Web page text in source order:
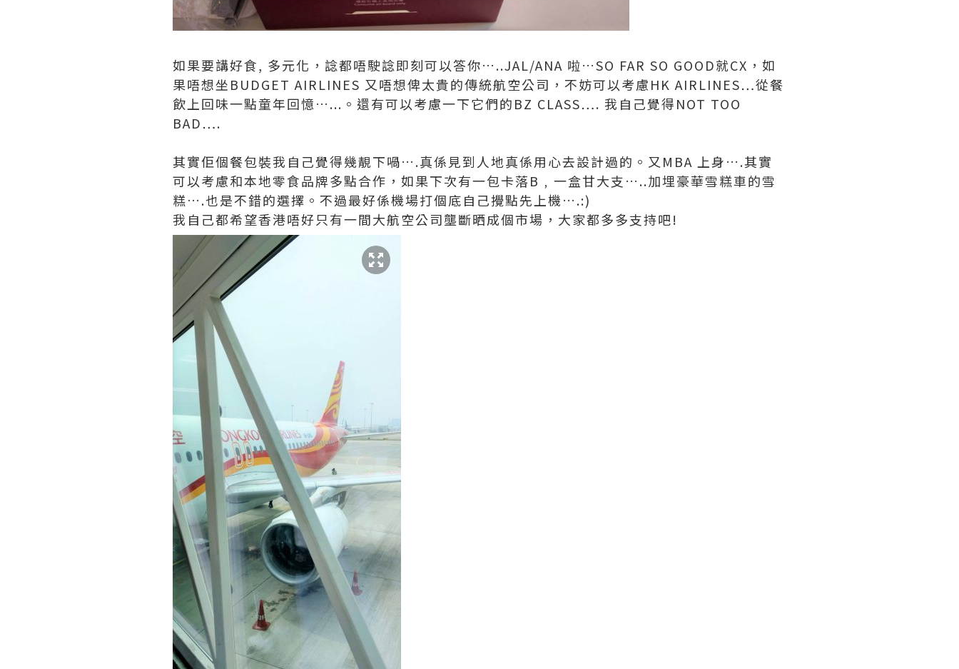
如果要講好食, 多元化，諗都唔駛諗即刻可以答你…..JAL/ANA 啦…SO FAR SO GOOD就CX，如
果唔想坐BUDGET AIRLINES 又唔想俾太貴的傳統航空公司，不妨可以考慮HK AIRLINES…從餐
飲上回味一點童年回憶…...。還有可以考慮一下它們的BZ CLASS…. 我自己覺得NOT TOO
BAD….
其實佢個餐包裝我自己覺得幾靚下喎….真係見到人地真係用心去設計過的。又MBA 上身….其實
可以考慮和本地零食品牌多點合作，如果下次有一包卡落B﹐一盒甘大支…..加埋豪華雪糕車的雪
糕….也是不錯的選擇。不過最好係機場打個底自己攪點先上機….:)
我自己都希望香港唔好只有一間大航空公司壟斷晒成個市場，大家都多多支持吧!